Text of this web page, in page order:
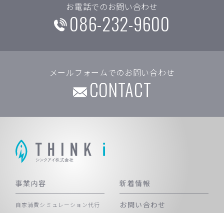
お電話でのお問い合わせ
086-232-9600
メールフォームでのお問い合わせ
CONTACT
事業内容
自家消費シミュレーション代行
新着情報
お問い合わせ